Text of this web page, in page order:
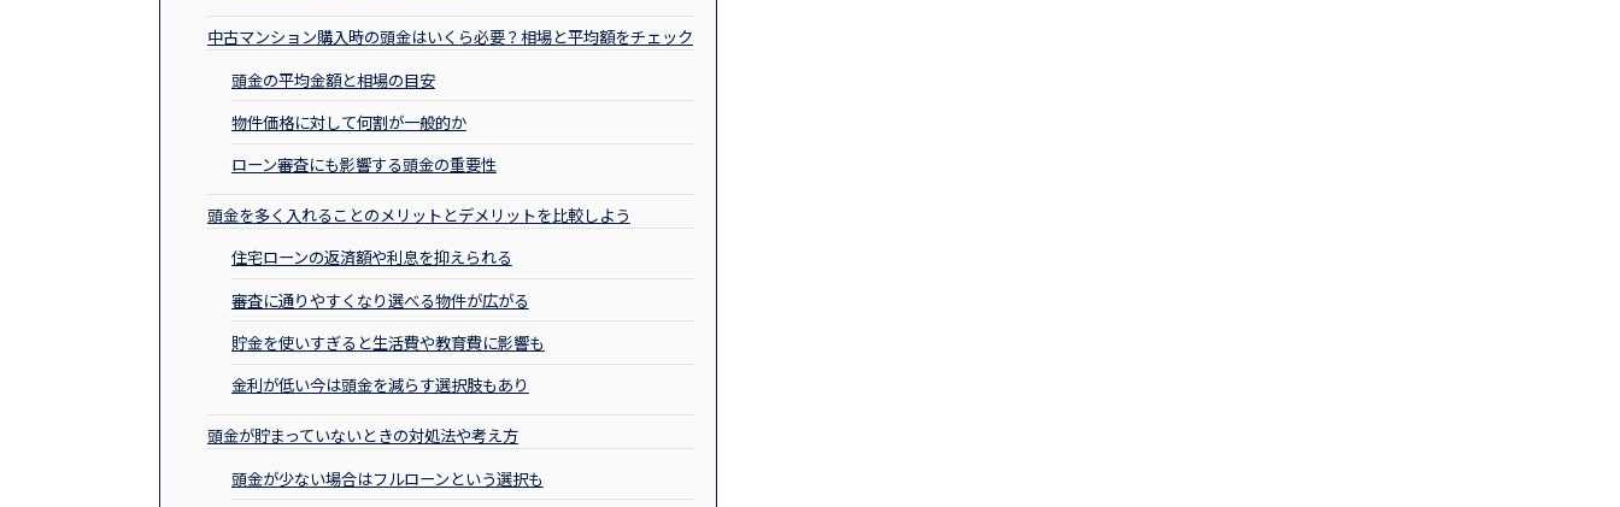
中古マンション購入時の頭金はいくら必要？相場と平均額をチェック
頭金の平均金額と相場の目安
物件価格に対して何割が一般的か
ローン審査にも影響する頭金の重要性
頭金を多く入れることのメリットとデメリットを比較しよう
住宅ローンの返済額や利息を抑えられる
審査に通りやすくなり選べる物件が広がる
貯金を使いすぎると生活費や教育費に影響も
金利が低い今は頭金を減らす選択肢もあり
頭金が貯まっていないときの対処法や考え方
頭金が少ない場合はフルローンという選択も